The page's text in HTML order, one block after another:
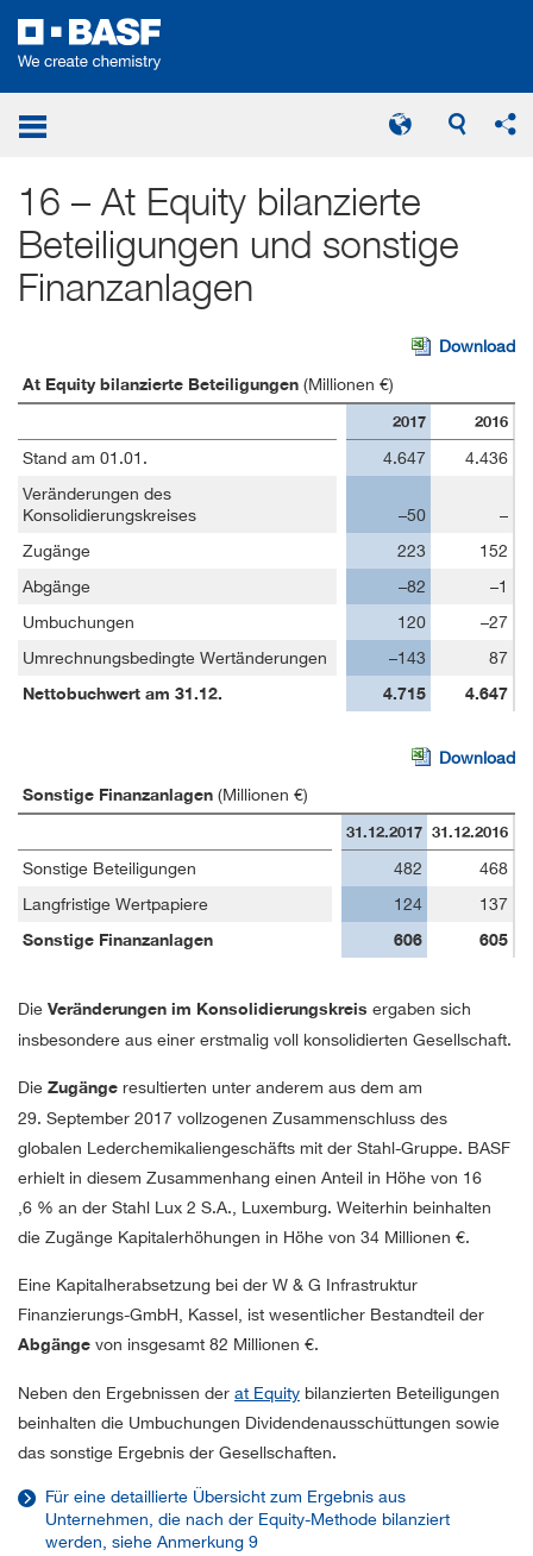
At Equity bilanzierte Beteiligungen
16 – At Equity bilanzierte
Beteiligungen und sonstige
Finanzanlagen
Download
At Equity bilanzierte Beteiligungen (Millionen €)
2017
2016
Stand am 01.01.
4.647
4.436
Veränderungen des
Konsolidierungskreises
–50
–
Zugänge
223
152
Abgänge
–82
–1
Umbuchungen
120
–27
Umrechnungsbedingte Wertänderungen
–143 87
Nettobuchwert am 31.12. 4.715 4.647
Download
Sonstige Finanzanlagen (Millionen €)
31.12.2017 31.12.2016
Sonstige Beteiligungen
482
468
Langfristige Wertpapiere
124 137
Sonstige Finanzanlagen 606 605
Die Veränderungen im Konsolidierungskreis ergaben sich
insbesondere aus einer erstmalig voll konsolidierten Gesellschaft.
Die Zugänge resultierten unter anderem aus dem am
29. September 2017 vollzogenen Zusammenschluss des
globalen Lederchemikaliengeschäfts mit der Stahl-Gruppe. BASF
erhielt in diesem Zusammenhang einen Anteil in Höhe von 16
,6 % an der Stahl Lux 2 S.A., Luxemburg. Weiterhin beinhalten
die Zugänge Kapitalerhöhungen in Höhe von 34 Millionen €.
Eine Kapitalherabsetzung bei der W & G Infrastruktur
Finanzierungs-GmbH, Kassel, ist wesentlicher Bestandteil der
Abgänge von insgesamt 82 Millionen €.
Neben den Ergebnissen der at Equity bilanzierten Beteiligungen
beinhalten die Umbuchungen Dividendenausschüttungen sowie
das sonstige Ergebnis der Gesellschaften.
Für eine detaillierte Übersicht zum Ergebnis aus
Unternehmen, die nach der Equity-Methode bilanziert
werden, siehe Anmerkung 9